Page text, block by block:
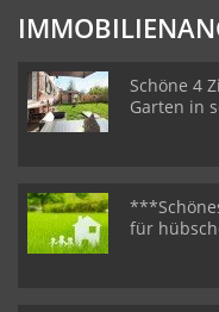
Schöne 4
Garten in
für